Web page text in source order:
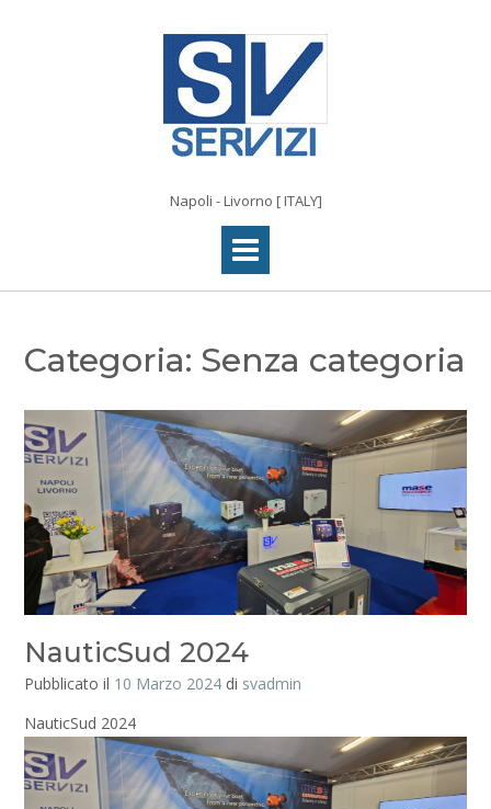
Napoli - Livorno [ ITALY]
Categoria: Senza categoria
NauticSud 2024
Pubblicato il 10 Marzo 2024 di svadmin
NauticSud 2024